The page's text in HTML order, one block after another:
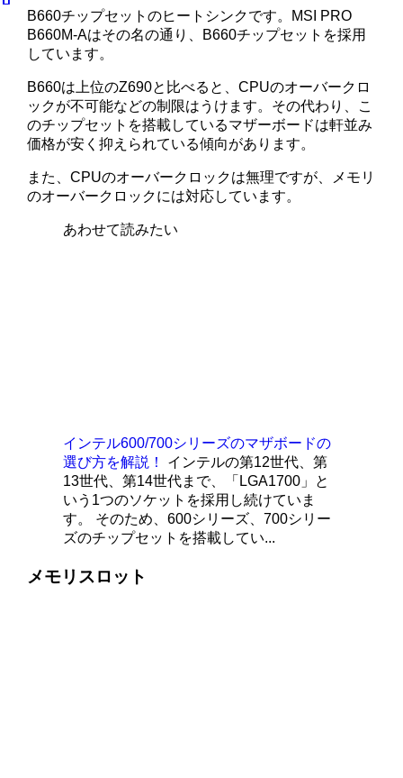
B660チップセットのヒートシンクです。MSI PRO
B660M-Aはその名の通り、B660チップセットを採用
しています。
B660は上位のZ690と比べると、CPUのオーバークロ
ックが不可能などの制限はうけます。その代わり、こ
のチップセットを搭載しているマザーボードは軒並み
価格が安く抑えられている傾向があります。
また、CPUのオーバークロックは無理ですが、メモリ
のオーバークロックには対応しています。
あわせて読みたい
インテル600/700シリーズのマザボードの
選び方を解説！
インテルの第12世代、第
13世代、第14世代まで、「LGA1700」と
いう1つのソケットを採用し続けていま
す。 そのため、600シリーズ、700シリー
ズのチップセットを搭載してい...
メモリスロット